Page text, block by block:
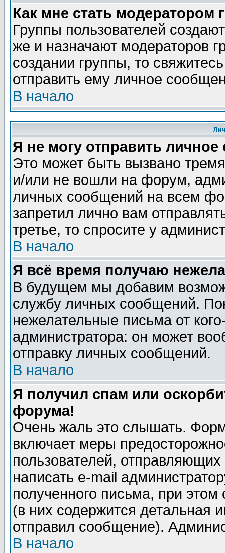
Как мне стать модератором
Группы пользователей
же и назначают модераторов
создании группы, то
отправить ему личное
В начало
Я не могу отправить
Это может быть вызвано
и/или не вошли на форум,
личных сообщений на всем
запретил лично вам
третье, то спросите у
В начало
Я всё время получаю
В будущем мы добавим
службу личных сообщений.
нежелательные письма от
администратора: он может
отправку личных сообщений.
В начало
Я получил спам или
форума!
Очень жаль это слышать.
включает меры
пользователей,
написать e-mail
полученного письма, при этом
(в них содержится детальная
отправил сообщение).
В начало